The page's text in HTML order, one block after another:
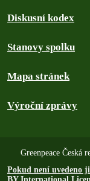
Diskusní kodex
Stanovy spolku
Mapa stránek
Výroční zprávy
Greenpeace Česká
Pokud není uvedeno